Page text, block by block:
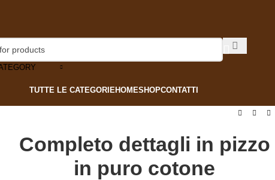
TUTTE LE CATEGORIEHOMESHOPCONTATTI
Completo dettagli in pizzo
in puro cotone